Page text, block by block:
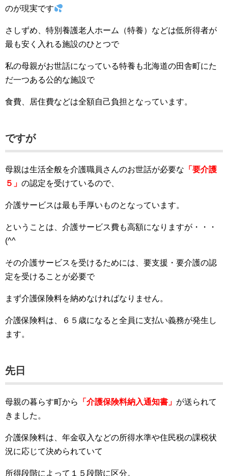
のが現実です
さしずめ、特別養護老人ホーム（特養）などは低所得者が
最も安く入れる施設のひとつで
私の母親がお世話になっている特養も北海道の田舎町にた
だ一つある公的な施設で
食費、居住費などは全額自己負担となっています。
ですが
母親は生活全般を介護職員さんのお世話が必要な 「要介護
５」 の認定を受けているので、
介護サービスは最も手厚いものとなっています。
ということは、介護サービス費も高額になりますが・・・
(^^ゞ
その介護サービスを受けるためには、要支援・要介護の認
定を受けることが必要で
まず介護保険料を納めなければなりません。
介護保険料は、６５歳になると全員に支払い義務が発生し
ます。
先日
母親の暮らす町から 「介護保険料納入通知書」 が送られて
きました。
介護保険料は、年金収入などの所得水準や住民税の課税状
況に応じて決められていて
所得段階によって１５段階に区分。